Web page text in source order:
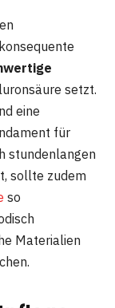
setzt.
eine
für
stundenlangen
sollte zudem
so
Materialien